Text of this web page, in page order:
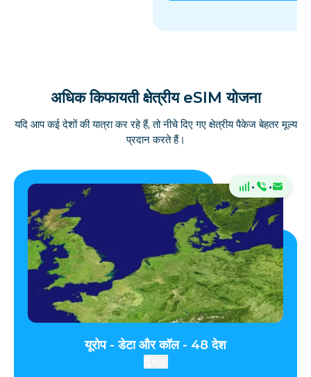
अधिक किफायती क्षेत्रीय eSIM योजना
यदि आप कई देशों की यात्रा कर रहे हैं, तो नीचे दिए गए क्षेत्रीय पैकेज बेहतर मूल्य
प्रदान करते हैं।
· ·
यूरोप - डेटा और कॉल - 48 देश